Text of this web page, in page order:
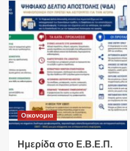
Οικονομια
Ημερίδα στο Ε.Β.Ε.Π.